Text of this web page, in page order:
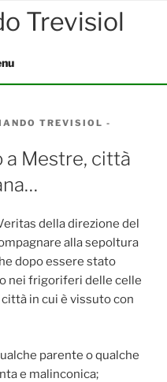
TREVISIOL -
a Mestre, città
della direzione del
alla sepoltura
dopo essere stato
nei frigoriferi delle celle
in cui è vissuto con
parente o qualche
e malinconica;